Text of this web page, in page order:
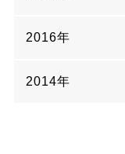
2016年
2014年